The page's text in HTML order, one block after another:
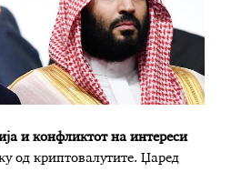
и конфликтот на интереси
од криптовалутите. Џаред